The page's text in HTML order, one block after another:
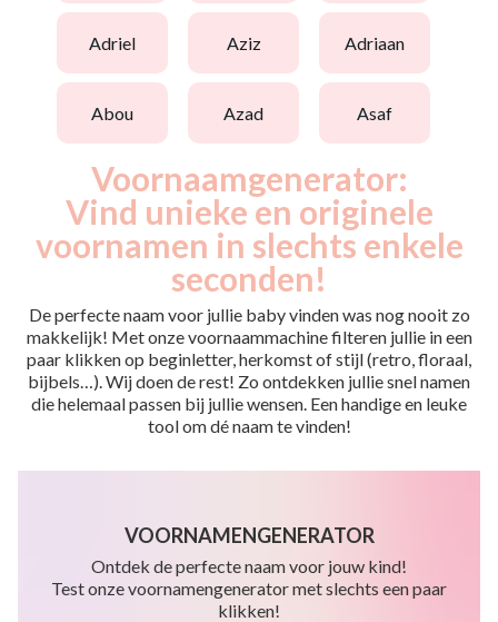
adriel aziz adriaan
abou azad asaf
Voornaamgenerator:
Vind unieke en originele
voornamen in slechts enkele
seconden!
De perfecte naam voor jullie baby vinden was nog nooit zo
makkelijk! Met onze voornaammachine filteren jullie in een
paar klikken op beginletter, herkomst of stijl (retro, floraal,
bijbels…). Wij doen de rest! Zo ontdekken jullie snel namen
die helemaal passen bij jullie wensen. Een handige en leuke
tool om dé naam te vinden!
VOORNAMENGENERATOR
Ontdek de perfecte naam voor jouw kind!
Test onze voornamengenerator met slechts een paar
klikken!